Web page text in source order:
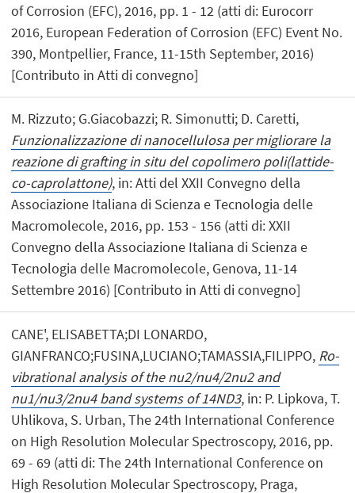
of Corrosion (EFC), 2016, pp. 1 - 12 (atti di: Eurocorr
2016, European Federation of Corrosion (EFC) Event No.
390, Montpellier, France, 11-15th September, 2016)
[Contributo in Atti di convegno]
M. Rizzuto; G.Giacobazzi; R. Simonutti; D. Caretti,
Funzionalizzazione di nanocellulosa per migliorare la
reazione di grafting in situ del copolimero poli(lattide-
co-caprolattone), in: Atti del XXII Convegno della
Associazione Italiana di Scienza e Tecnologia delle
Macromolecole, 2016, pp. 153 - 156 (atti di: XXII
Convegno della Associazione Italiana di Scienza e
Tecnologia delle Macromolecole, Genova, 11-14
Settembre 2016) [Contributo in Atti di convegno]
CANE', ELISABETTA;DI LONARDO,
GIANFRANCO;FUSINA,LUCIANO;TAMASSIA,FILIPPO, Ro-
vibrational analysis of the nu2/nu4/2nu2 and
nu1/nu3/2nu4 band systems of 14ND3, in: P. Lipkova, T.
Uhlikova, S. Urban, The 24th International Conference
on High Resolution Molecular Spectroscopy, 2016, pp.
69 - 69 (atti di: The 24th International Conference on
High Resolution Molecular Spectroscopy, Praga,